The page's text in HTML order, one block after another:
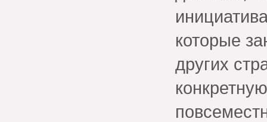
которые
других